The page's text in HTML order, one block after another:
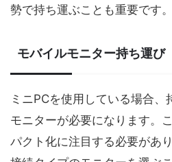
勢で持ち運ぶことも重要です。
モバイルモニター持ち運び
ミニPCを使用している場合
モニターが必要になります。
パクト化に注目する必要があ